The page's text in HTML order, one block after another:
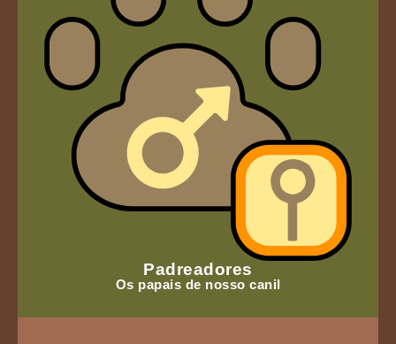
Padreadores
Os papais de nosso canil